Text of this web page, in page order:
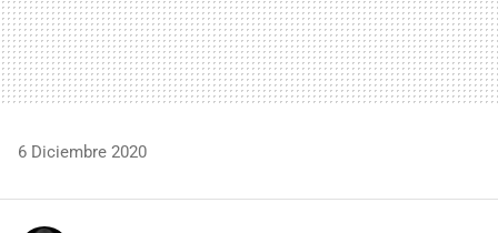
6 Diciembre 2020